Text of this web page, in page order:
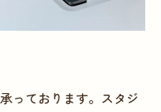
っております。スタジ